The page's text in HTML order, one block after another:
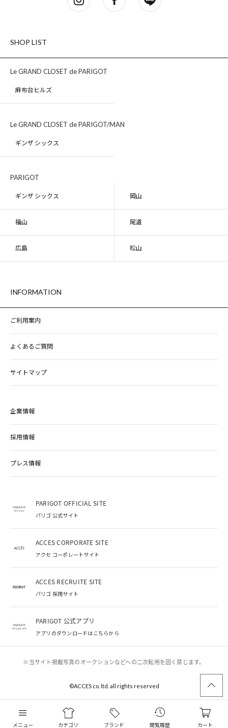
メニュー カテゴリ ブランド 閲覧履歴 カート
SHOP LIST
Le GRAND CLOSET de PARIGOT
麻布台ヒルズ
Le GRAND CLOSET de PARIGOT/MAN
ギンザ シックス
PARIGOT
ギンザ シックス 岡山
福山 尾道
広島 松山
INFORMATION
ご利用案内
よくあるご質問
サイトマップ
企業情報
採用情報
プレス情報
PARIGOT OFFICIAL SITE
パリゴ 公式サイト
ACCES CORPORATE SITE
アクセ コーポレートサイト
ACCES RECRUITE SITE
パリゴ 採用サイト
PARIGOT 公式アプリ
アプリのダウンロードはこちらから
©︎ACCES co. ltd. all rights reserved
※当サイト掲載写真のオークションなどへの二次転用を固く禁じます。